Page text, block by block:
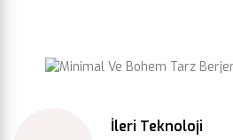
İleri Teknoloji